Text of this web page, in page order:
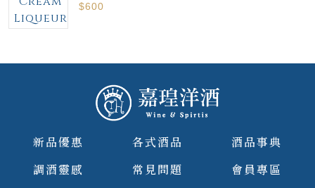
Liqueur
$600
新品優惠 各式酒品
酒品事典
調酒靈感
常見問題
會員專區